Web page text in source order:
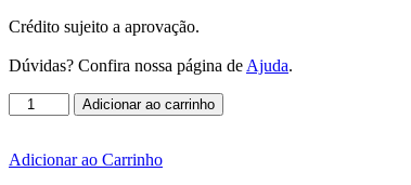
Crédito sujeito a aprovação.
Dúvidas? Confira nossa página de Ajuda.
OFICINA
DE
DE
Adicionar ao carrinho
Adicionar ao Carrinho